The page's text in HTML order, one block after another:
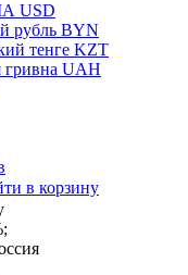
USD
рубль BYN
тенге KZT
гривна UAH
в корзину